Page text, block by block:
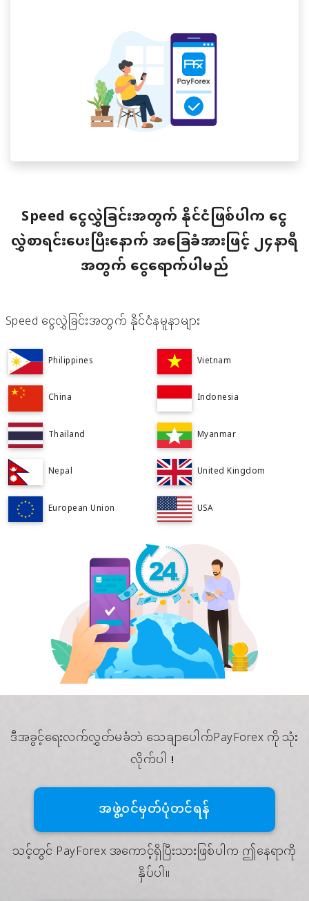
Speed ငွေလွှဲခြင်းအတွက် နိုင်ငံဖြစ်ပါက ငွေ
လွှဲစာရင်းပေးပြီးနောက် အခြေခံအားဖြင့် ၂၄နာရီ
အတွက် ငွေရောက်ပါမည်
Speed ငွေလွှဲခြင်းအတွက် နိုင်ငံနမူနာများ
Philippines Vietnam
China Indonesia
Thailand Myanmar
Nepal United Kingdom
European Union USA
ဒီအခွင့်ရေးလက်လွှတ်မခံဘဲ သေချာပေါက်PayForex ကို သုံး
လိုက်ပါ！
သင့်တွင် PayForex အကောင့်ရှိပြီးသားဖြစ်ပါက ဤနေရာကို
နှိပ်ပါ။
အဖွဲ့၀င်မှတ်ပုံတင်ရန်